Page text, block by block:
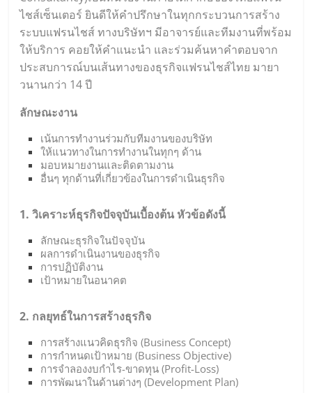
ไชส์เซ็นเตอร์ ยินดีให้คำปรึกษาในทุกกระบวนการสร้าง
ระบบแฟรนไชส์ ทางบริษัทฯ มีอาจารย์และทีมงานที่พร้อม
ให้บริการ คอยให้คำแนะนำ และร่วมค้นหาคำตอบจาก
ประสบการณ์บนเส้นทางของธุรกิจแฟรนไชส์ไทย มายา
วนานกว่า 14 ปี
ลักษณะงาน
เน้นการทำงานร่วมกับทีมงานของบริษัท
ให้แนวทางในการทำงานในทุกๆ ด้าน
มอบหมายงานและติดตามงาน
อื่นๆ ทุกด้านที่เกี่ยวข้องในการดำเนินธุรกิจ
1. วิเคราะห์ธุรกิจปัจจุบันเบื้องต้น หัวข้อดังนี้
ลักษณะธุรกิจในปัจจุบัน
ผลการดำเนินงานของธุรกิจ
การปฏิบัติงาน
เป้าหมายในอนาคต
2. กลยุทธ์ในการสร้างธุรกิจ
การสร้างแนวคิดธุรกิจ (Business Concept)
การกำหนดเป้าหมาย (Business Objective)
การจำลองงบกำไร-ขาดทุน (Profit-Loss)
การพัฒนาในด้านต่างๆ (Development Plan)